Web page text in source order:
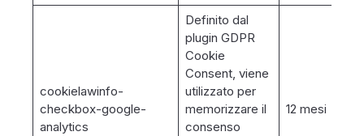
cookielawinfo-
checkbox-google-
analytics
Definito dal
plugin GDPR
Cookie
Consent, viene
utilizzato per
memorizzare il
consenso
12 mesi